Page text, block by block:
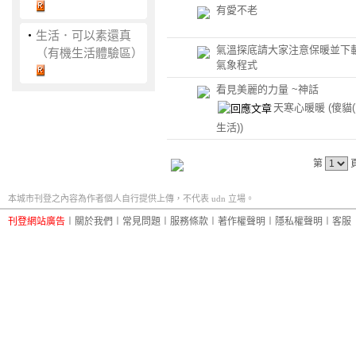
‧ 生活．可以素還真
（有機生活體驗區）
有愛不老
氣溫探底請大家注意保暖並下
氣象程式
看見美麗的力量 ~神話
天寒心暖暖 (傻貓
生活))
第
本城市刊登之內容為作者個人自行提供上傳，不代表 udn 立場。
刊登網站廣告 關於我們 常見問題 服務條款 著作權聲明 隱私權聲明 客服